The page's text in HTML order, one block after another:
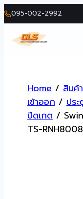
095-002-2992
contentHome / สินค้
เข้าออก / ปร
ปีดเกต /
TS-